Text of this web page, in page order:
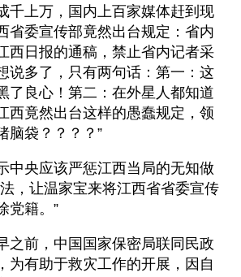
千上万，国内上百家媒体赶到现
省委宣传部竟然出台规定：省内
西日报的通稿，禁止省内记者采
说多了，只有两句话：第一：这
了良心！第二：在外星人都知道
西竟然出台这样的愚蠢规定，领
脑袋？？？？”
中央应该严惩江西当局的无知做
，让温家宝来将江西省省委宣传
党籍。”
之前，中国国家保密局联同民政
为有助于救灾工作的开展，因自